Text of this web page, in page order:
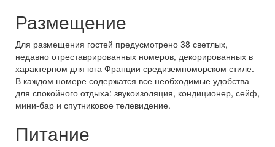
Размещение
Для размещения гостей предусмотрено 38 светлых,
недавно отреставрированных номеров, декорированных в
характерном для юга Франции средиземноморском стиле.
В каждом номере содержатся все необходимые удобства
для спокойного отдыха: звукоизоляция, кондиционер, сейф,
мини-бар и спутниковое телевидение.
Питание